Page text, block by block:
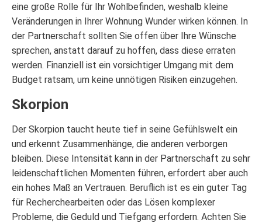
eine große Rolle für Ihr Wohlbefinden, weshalb kleine
Veränderungen in Ihrer Wohnung Wunder wirken können. In
der Partnerschaft sollten Sie offen über Ihre Wünsche
sprechen, anstatt darauf zu hoffen, dass diese erraten
werden. Finanziell ist ein vorsichtiger Umgang mit dem
Budget ratsam, um keine unnötigen Risiken einzugehen.
Skorpion
Der Skorpion taucht heute tief in seine Gefühlswelt ein
und erkennt Zusammenhänge, die anderen verborgen
bleiben. Diese Intensität kann in der Partnerschaft zu sehr
leidenschaftlichen Momenten führen, erfordert aber auch
ein hohes Maß an Vertrauen. Beruflich ist es ein guter Tag
für Recherchearbeiten oder das Lösen komplexer
Probleme, die Geduld und Tiefgang erfordern. Achten Sie